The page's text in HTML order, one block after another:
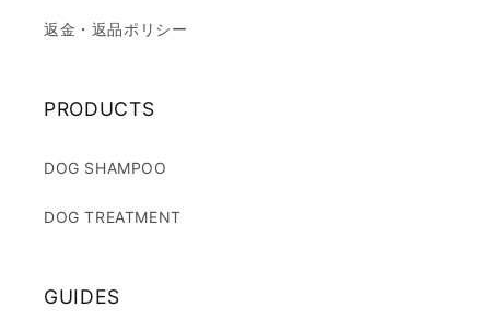
返金・返品ポリシー
PRODUCTS
DOG SHAMPOO
DOG TREATMENT
GUIDES